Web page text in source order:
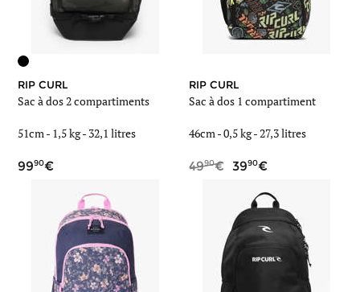
RIP CURL
Sac à dos 2 compartiments
51cm - 1,5 kg- 32,1 litres
9990
RIP CURL
Sac à dos 1 compartiment
46cm -0,5 kg- 27,3 litres
4990 3990